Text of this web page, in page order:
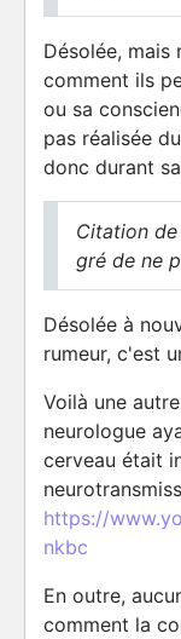
Désolée, mais
comment ils
ou sa
pas réalisée
donc durant
Citation de
gré de ne
Désolée à
rumeur, c'est
Voilà une
neurologue
cerveau était
https://
nkbc
En outre,
comment la